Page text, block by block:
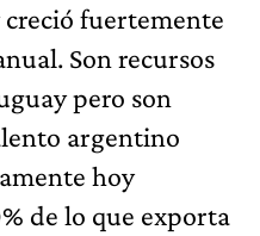
fuertemente
Son recursos
pero son
argentino
hoy
de lo que exporta